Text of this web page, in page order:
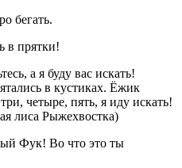
бегать.
в прятки!
а я буду вас искать!
в кустиках. Ёжик
четыре, пять, я иду искать!
лиса Рыжехвостка)
Фук! Во что это ты